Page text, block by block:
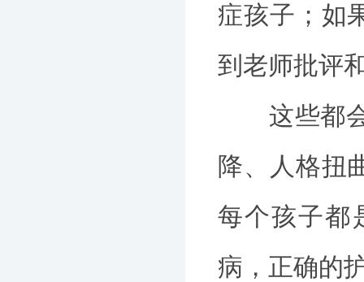
症孩子；如
到老师批评
这些都会
降、人格扭
每个孩子都
病，正确的